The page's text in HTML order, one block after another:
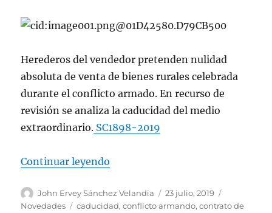
Herederos del vendedor pretenden nulidad
absoluta de venta de bienes rurales celebrada
durante el conflicto armado. En recurso de
revisión se analiza la caducidad del medio
extraordinario. SC1898-2019
Continuar leyendo
Autor
John Ervey Sánchez Velandia
Publicado
el
23 julio, 2019
Novedades
Etiquetas
caducidad,conflicto armando,contrato de